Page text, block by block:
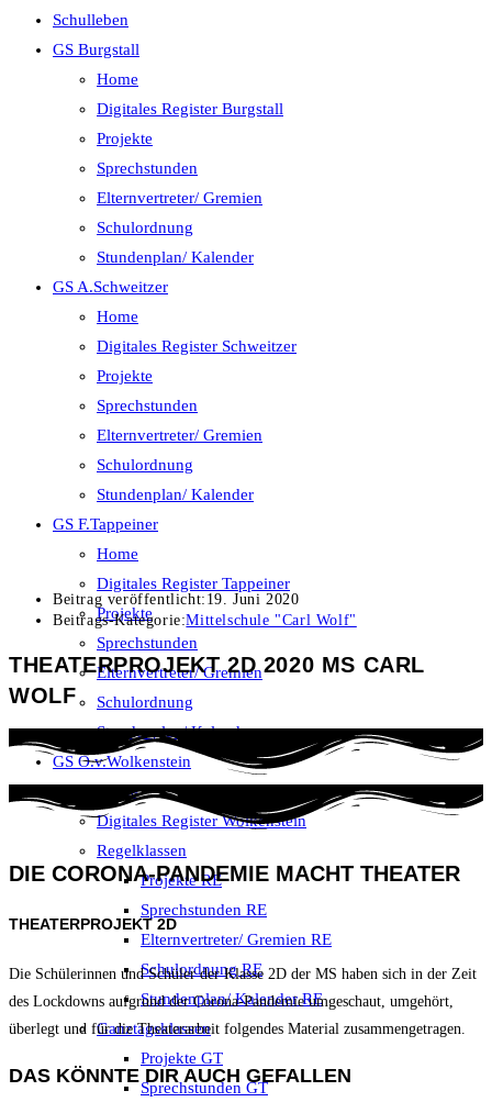
Schulleben
GS Burgstall
Home
Digitales Register Burgstall
Projekte
Sprechstunden
Elternvertreter/ Gremien
Schulordnung
Stundenplan/ Kalender
GS A.Schweitzer
Home
Digitales Register Schweitzer
Projekte
Sprechstunden
Elternvertreter/ Gremien
Schulordnung
Stundenplan/ Kalender
GS F.Tappeiner
Home
Digitales Register Tappeiner
Projekte
Sprechstunden
Elternvertreter/ Gremien
Schulordnung
Stundenplan/ Kalender
GS O.v.Wolkenstein
Home
Digitales Register Wolkenstein
Regelklassen
Projekte RE
Sprechstunden RE
Elternvertreter/ Gremien RE
Schulordnung RE
Stundenplan/ Kalender RE
Ganztagsklassen
Projekte GT
Sprechstunden GT
Beitrag veröffentlicht: 19. Juni 2020
Beitrags-Kategorie:Mittelschule "Carl Wolf"
THEATERPROJEKT 2D 2020 MS CARL
WOLF
DIE CORONA-PANDEMIE MACHT THEATER
THEATERPROJEKT 2D
Die Schülerinnen und Schüler der Klasse 2D der MS haben sich in der Zeit
des Lockdowns aufgrund der Corona-Pandemie umgeschaut, umgehört,
überlegt und für die Theaterarbeit folgendes Material zusammengetragen.
DAS KÖNNTE DIR AUCH GEFALLEN